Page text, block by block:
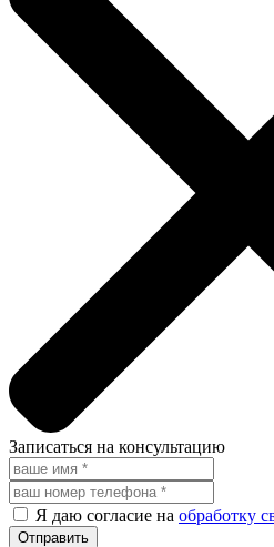
Записаться на консультацию
Я даю согласие на обработку